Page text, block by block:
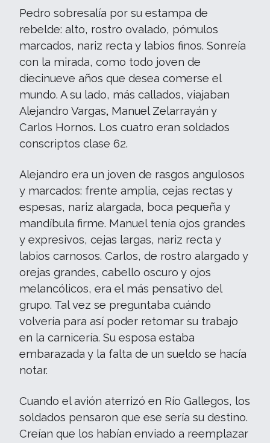
Pedro sobresalía por su estampa de
rebelde: alto, rostro ovalado, pómulos
marcados, nariz recta y labios finos. Sonreía
con la mirada, como todo joven de
diecinueve años que desea comerse el
mundo. A su lado, más callados, viajaban
Alejandro Vargas, Manuel Zelarrayán y
Carlos Hornos. Los cuatro eran soldados
conscriptos clase 62.
Alejandro era un joven de rasgos angulosos
y marcados: frente amplia, cejas rectas y
espesas, nariz alargada, boca pequeña y
mandíbula firme. Manuel tenía ojos grandes
y expresivos, cejas largas, nariz recta y
labios carnosos. Carlos, de rostro alargado y
orejas grandes, cabello oscuro y ojos
melancólicos, era el más pensativo del
grupo. Tal vez se preguntaba cuándo
volvería para así poder retomar su trabajo
en la carnicería. Su esposa estaba
embarazada y la falta de un sueldo se hacía
notar.
Cuando el avión aterrizó en Río Gallegos, los
soldados pensaron que ese sería su destino.
Creían que los habían enviado a reemplazar